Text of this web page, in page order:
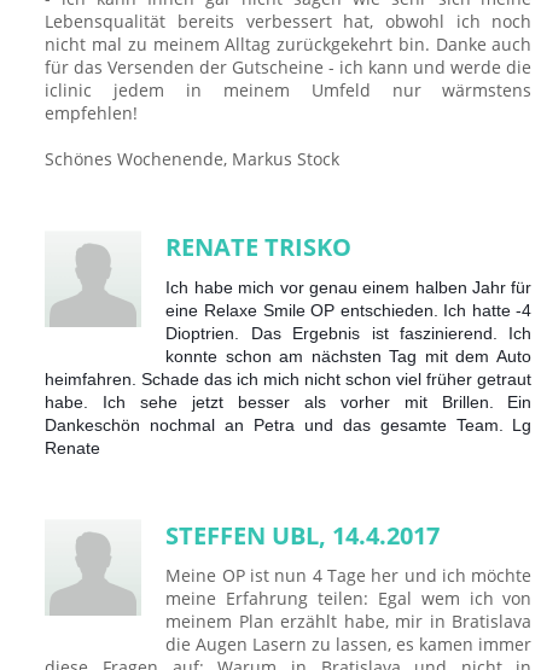
Lebensqualität bereits verbessert hat, obwohl ich noch
nicht mal zu meinem Alltag zurückgekehrt bin. Danke auch
für das Versenden der Gutscheine - ich kann und werde die
iclinic jedem in meinem Umfeld nur wärmstens
empfehlen!
Schönes Wochenende, Markus Stock
RENATE TRISKO
Ich habe mich vor genau einem halben Jahr für
eine Relaxe Smile OP entschieden. Ich hatte -4
Dioptrien. Das Ergebnis ist faszinierend. Ich
konnte schon am nächsten Tag mit dem Auto
heimfahren. Schade das ich mich nicht schon viel früher getraut
habe. Ich sehe jetzt besser als vorher mit Brillen. Ein
Dankeschön nochmal an Petra und das gesamte Team. Lg
Renate
STEFFEN UBL, 14.4.2017
Meine OP ist nun 4 Tage her und ich möchte
meine Erfahrung teilen: Egal wem ich von
meinem Plan erzählt habe, mir in Bratislava
die Augen Lasern zu lassen, es kamen immer